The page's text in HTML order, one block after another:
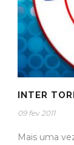
INTER
09 fev 2011
Mais uma